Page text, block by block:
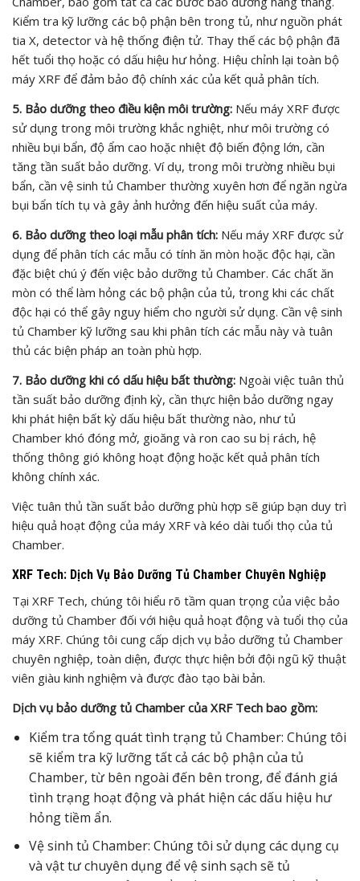
Kiểm tra kỹ lưỡng các bộ phận bên trong tủ, như nguồn phát
tia X, detector và hệ thống điện tử. Thay thế các bộ phận đã
hết tuổi thọ hoặc có dấu hiệu hư hỏng. Hiệu chỉnh lại toàn bộ
máy XRF để đảm bảo độ chính xác của kết quả phân tích.
5. Bảo dưỡng theo điều kiện môi trường: Nếu máy XRF được
sử dụng trong môi trường khắc nghiệt, như môi trường có
nhiều bụi bẩn, độ ẩm cao hoặc nhiệt độ biến động lớn, cần
tăng tần suất bảo dưỡng. Ví dụ, trong môi trường nhiều bụi
bẩn, cần vệ sinh tủ Chamber thường xuyên hơn để ngăn ngừa
bụi bẩn tích tụ và gây ảnh hưởng đến hiệu suất của máy.
6. Bảo dưỡng theo loại mẫu phân tích: Nếu máy XRF được sử
dụng để phân tích các mẫu có tính ăn mòn hoặc độc hại, cần
đặc biệt chú ý đến việc bảo dưỡng tủ Chamber. Các chất ăn
mòn có thể làm hỏng các bộ phận của tủ, trong khi các chất
độc hại có thể gây nguy hiểm cho người sử dụng. Cần vệ sinh
tủ Chamber kỹ lưỡng sau khi phân tích các mẫu này và tuân
thủ các biện pháp an toàn phù hợp.
7. Bảo dưỡng khi có dấu hiệu bất thường: Ngoài việc tuân thủ
tần suất bảo dưỡng định kỳ, cần thực hiện bảo dưỡng ngay
khi phát hiện bất kỳ dấu hiệu bất thường nào, như tủ
Chamber khó đóng mở, gioăng và ron cao su bị rách, hệ
thống thông gió không hoạt động hoặc kết quả phân tích
không chính xác.
Việc tuân thủ tần suất bảo dưỡng phù hợp sẽ giúp bạn duy trì
hiệu quả hoạt động của máy XRF và kéo dài tuổi thọ của tủ
Chamber.
XRF Tech: Dịch Vụ Bảo Dưỡng Tủ Chamber Chuyên Nghiệp
Tại XRF Tech, chúng tôi hiểu rõ tầm quan trọng của việc bảo
dưỡng tủ Chamber đối với hiệu quả hoạt động và tuổi thọ của
máy XRF. Chúng tôi cung cấp dịch vụ bảo dưỡng tủ Chamber
chuyên nghiệp, toàn diện, được thực hiện bởi đội ngũ kỹ thuật
viên giàu kinh nghiệm và được đào tạo bài bản.
Dịch vụ bảo dưỡng tủ Chamber của XRF Tech bao gồm:
Kiểm tra tổng quát tình trạng tủ Chamber: Chúng tôi
sẽ kiểm tra kỹ lưỡng tất cả các bộ phận của tủ
Chamber, từ bên ngoài đến bên trong, để đánh giá
tình trạng hoạt động và phát hiện các dấu hiệu hư
hỏng tiềm ẩn.
Vệ sinh tủ Chamber: Chúng tôi sử dụng các dụng cụ
và vật tư chuyên dụng để vệ sinh sạch sẽ tủ